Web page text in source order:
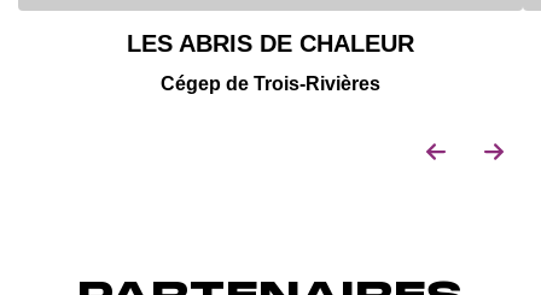
LES ABRIS DE CHALEUR
Cégep de Trois-Rivières